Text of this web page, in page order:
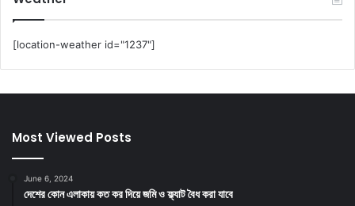
[location-weather id="1237"]
Most Viewed Posts
June 6, 2024
দেশের কোন এলাকায় কত কর দিয়ে জমি ও ফ্ল্যাট বৈধ করা যাবে